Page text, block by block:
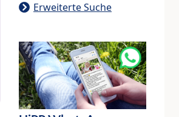
Erweiterte Suche